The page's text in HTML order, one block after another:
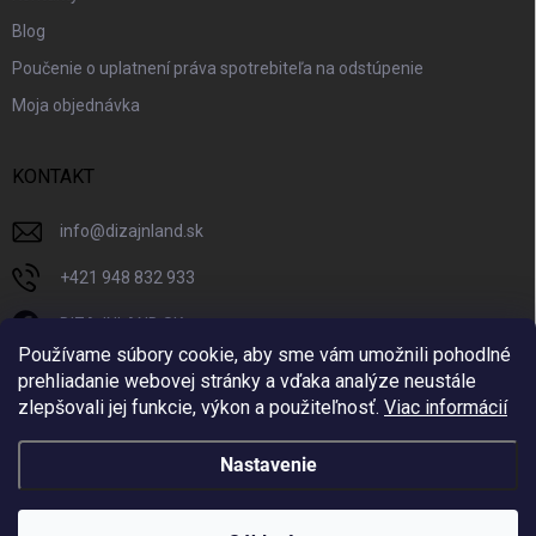
Používame súbory cookie, aby sme vám umožnili pohodlné
prehliadanie webovej stránky a vďaka analýze neustále
zlepšovali jej funkcie, výkon a použiteľnosť. Viac informácií
Nastavenie
Blog
Poučenie o uplatnení práva spotrebiteľa na odstúpenie
Moja objednávka
KONTAKT
info@dizajnland.sk
+421 948 832 933
DIZAJNLAND SK
dizajnland.sk/
@dizajnland
Dizajnland.sk . Všetky práva vyhradené.